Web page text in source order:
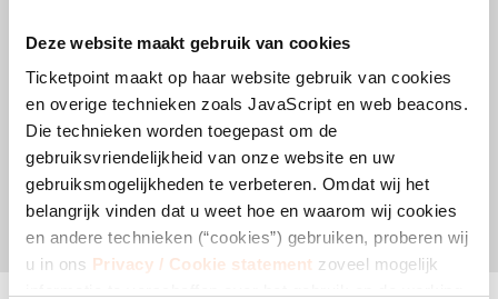
Deze website maakt gebruik van cookies
Ticketpoint maakt op haar website gebruik van cookies
en overige technieken zoals JavaScript en web beacons.
Die technieken worden toegepast om de
gebruiksvriendelijkheid van onze website en uw
gebruiksmogelijkheden te verbeteren. Omdat wij het
belangrijk vinden dat u weet hoe en waarom wij cookies
en andere technieken (“cookies”) gebruiken, proberen wij
u in ons Privacy / Cookie statement zoveel mogelijk